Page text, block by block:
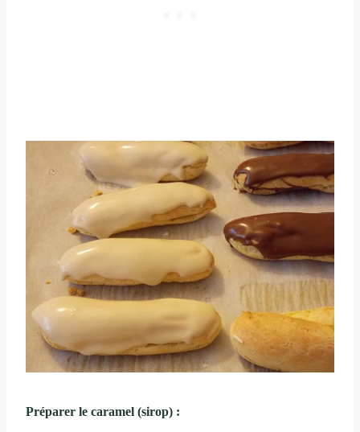
Préparer le caramel (sirop) :